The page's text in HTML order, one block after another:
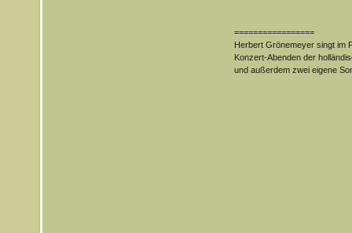
=================
Herbert Grönemeyer singt im
Konzert-Abenden der
und außerdem zwei eigene